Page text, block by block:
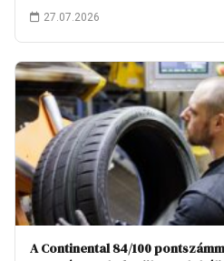
27.07.2026
A Continental 84/100